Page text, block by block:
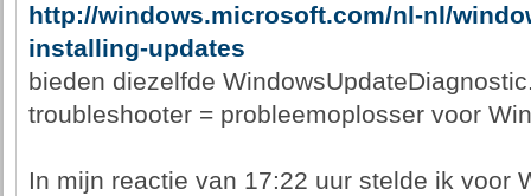
http://windows.microsoft.com/nl-nl/
installing-updates
bieden diezelfde
troubleshooter = probleemoplosser voor
In mijn reactie van 17:22 uur stelde ik voor